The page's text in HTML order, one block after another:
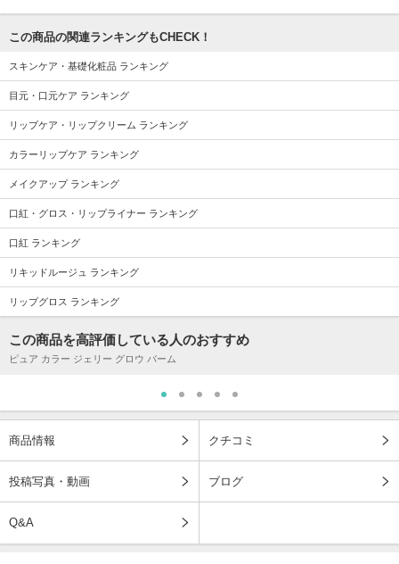
この商品の関連ランキングもCHECK！
スキンケア・基礎化粧品 ランキング
目元・口元ケア ランキング
リップケア・リップクリーム ランキング
カラーリップケア ランキング
メイクアップ ランキング
口紅・グロス・リップライナー ランキング
口紅 ランキング
リキッドルージュ ランキング
リップグロス ランキング
この商品を高評価している人のおすすめ
ピュア カラー ジェリー グロウ バーム
商品情報 クチコミ
投稿写真・動画 ブログ
Q&A